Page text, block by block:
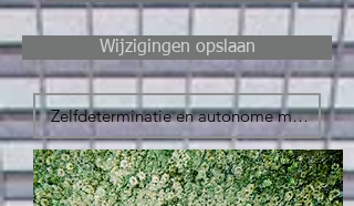
Wijzigingen opslaan